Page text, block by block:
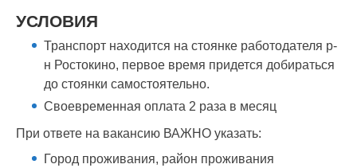
УСЛОВИЯ
Транспорт находится на стоянке работодателя р-
н Ростокино, первое время придется добираться
до стоянки самостоятельно.
Своевременная оплата 2 раза в месяц
При ответе на вакансию ВАЖНО указать:
Город проживания, район проживания